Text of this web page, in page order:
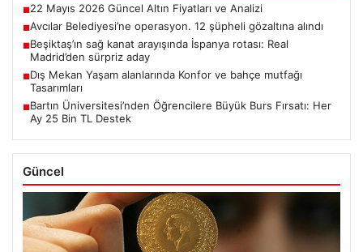
■22 Mayıs 2026 Güncel Altın Fiyatları ve Analizi
■Avcılar Belediyesi’ne operasyon. 12 şüpheli gözaltına alındı
■Beşiktaş’ın sağ kanat arayışında İspanya rotası: Real
Madrid’den sürpriz aday
■Dış Mekan Yaşam alanlarında Konfor ve bahçe mutfağı
Tasarımları
■Bartın Üniversitesi’nden Öğrencilere Büyük Burs Fırsatı: Her
Ay 25 Bin TL Destek
Güncel